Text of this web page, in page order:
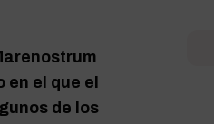
el que el
de los